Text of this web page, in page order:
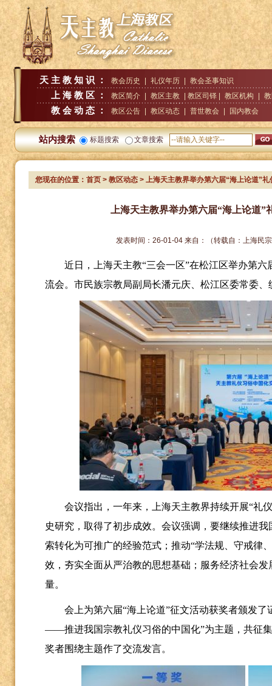
天主教知识： 教会历史 礼仪年历 教会圣事知识
上海教区： 教区简介 教区主教 | 教区司铎 | 教区机构
教会动态： 教区公告 教区动态 普世教会 国内教会
站内搜索 标题搜索 文章搜索
您现在的位置：首页 >教区动态 > 上海天主教界举办第六届“海上论道”
上海天主教界举办第六届“海上论道
发表时间：26-01-04 来自： （转载自：上海民
近日，上海天主教“三会一区”在松江区举办第
流会。市民族宗教局副局长潘元庆、松江区委常委
会议指出，一年来，上海天主教界持续开展“礼
史研究，取得了初步成效。会议强调，要继续推进
索转化为可推广的经验范式；推动“学法规、守戒律
效，夯实全面从严治教的思想基础；服务经济社会
量。
会上为第六届“海上论道”征文活动获奖者颁发
——推进我国宗教礼仪习俗的中国化”为主题，共征
奖者围绕主题作了交流发言。